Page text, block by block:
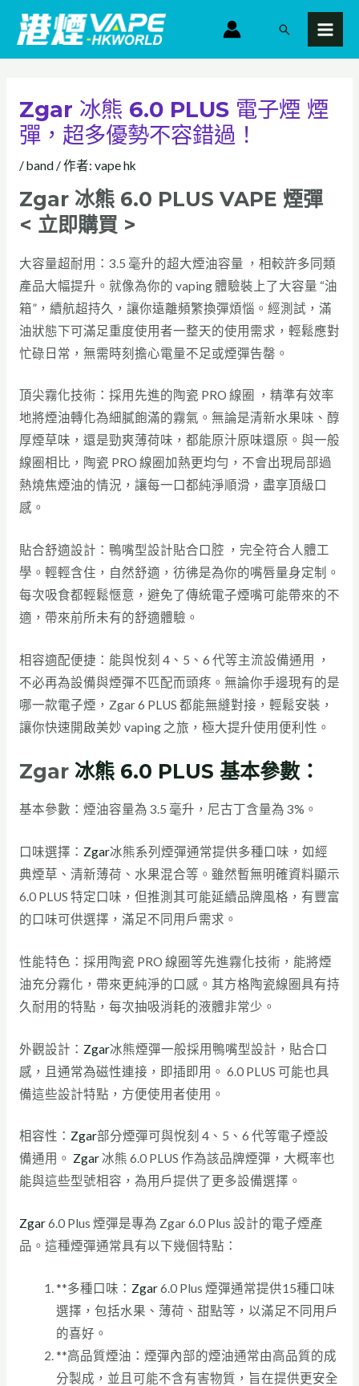
主
搜
Zgar 冰熊 6.0 PLUS 電子煙 煙
彈，超多優勢不容錯過！
/band/ 作者: vape hk
Zgar 冰熊 6.0 PLUS VAPE 煙彈
< 立即購買 >
大容量超耐用：3.5 毫升的超大煙油容量 ，相較許多同類
產品大幅提升。就像為你的 vaping 體驗裝上了大容量 “油
箱”，續航超持久，讓你遠離頻繁換彈煩惱。經測試，滿
油狀態下可滿足重度使用者一整天的使用需求，輕鬆應對
忙碌日常，無需時刻擔心電量不足或煙彈告罄。
頂尖霧化技術：採用先進的陶瓷 PRO 線圈 ，精準有效率
地將煙油轉化為細膩飽滿的霧氣。無論是清新水果味、醇
厚煙草味，還是勁爽薄荷味，都能原汁原味還原。與一般
線圈相比，陶瓷 PRO 線圈加熱更均勻，不會出現局部過
熱燒焦煙油的情況，讓每一口都純淨順滑，盡享頂級口
感。
貼合舒適設計：鴨嘴型設計貼合口腔 ，完全符合人體工
學。輕輕含住，自然舒適，彷彿是為你的嘴唇量身定制。
每次吸食都輕鬆愜意，避免了傳統電子煙嘴可能帶來的不
適，帶來前所未有的舒適體驗。
相容適配便捷：能與悅刻 4、5、6 代等主流設備通用 ，
不必再為設備與煙彈不匹配而頭疼。無論你手邊現有的是
哪一款電子煙，Zgar 6 PLUS 都能無縫對接，輕鬆安裝，
讓你快速開啟美妙 vaping 之旅，極大提升使用便利性。
Zgar 冰熊 6.0 PLUS 基本參數：
基本參數：煙油容量為 3.5 毫升，尼古丁含量為 3%。
口味選擇： Zgar冰熊系列煙彈通常提供多種口味，如經
典煙草、清新薄荷、水果混合等。雖然暫無明確資料顯示
6.0 PLUS 特定口味，但推測其可能延續品牌風格，有豐富
的口味可供選擇，滿足不同用戶需求。
性能特色：採用陶瓷 PRO 線圈等先進霧化技術，能將煙
油充分霧化，帶來更純淨的口感。其方格陶瓷線圈具有持
久耐用的特點，每次抽吸消耗的液體非常少。
外觀設計： Zgar冰熊煙彈一般採用鴨嘴型設計，貼合口
感，且通常為磁性連接，即插即用。 6.0 PLUS 可能也具
備這些設計特點，方便使用者使用。
相容性： Zgar部分煙彈可與悅刻 4、5、6 代等電子煙設
備通用。 Zgar冰熊 6.0 PLUS 作為該品牌煙彈，大概率也
能與這些型號相容，為用戶提供了更多設備選擇。
Zgar6.0 Plus 煙彈是專為 Zgar 6.0 Plus 設計的電子煙產
品。這種煙彈通常具有以下幾個特點：
**多種口味： Zgar6.0 Plus 煙彈通常提供15種口味
選擇，包括水果、薄荷、甜點等，以滿足不同用戶
的喜好。
**高品質煙油：煙彈內部的煙油通常由高品質的成
分製成，並且可能不含有害物質，旨在提供更安全